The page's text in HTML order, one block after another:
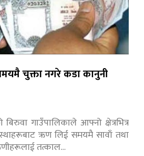
चुक्ता नगरे कडा कानुनी
गाउँपालिकाले आफ्नो क्षेत्रभित्र
ऋण लिई समयमै सावाँ तथा
तत्काल…